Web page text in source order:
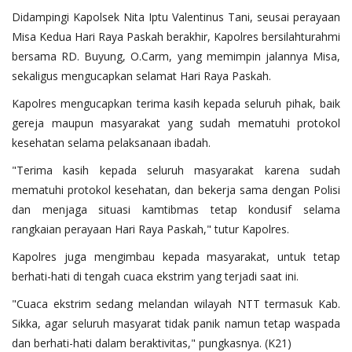
Didampingi Kapolsek Nita Iptu Valentinus Tani, seusai perayaan
Misa Kedua Hari Raya Paskah berakhir, Kapolres bersilahturahmi
bersama RD. Buyung, O.Carm, yang memimpin jalannya Misa,
sekaligus mengucapkan selamat Hari Raya Paskah.
Kapolres mengucapkan terima kasih kepada seluruh pihak, baik
gereja maupun masyarakat yang sudah mematuhi protokol
kesehatan selama pelaksanaan ibadah.
"Terima kasih kepada seluruh masyarakat karena sudah
mematuhi protokol kesehatan, dan bekerja sama dengan Polisi
dan menjaga situasi kamtibmas tetap kondusif selama
rangkaian perayaan Hari Raya Paskah," tutur Kapolres.
Kapolres juga mengimbau kepada masyarakat, untuk tetap
berhati-hati di tengah cuaca ekstrim yang terjadi saat ini.
"Cuaca ekstrim sedang melandan wilayah NTT termasuk Kab.
Sikka, agar seluruh masyarat tidak panik namun tetap waspada
dan berhati-hati dalam beraktivitas," pungkasnya. (K21)